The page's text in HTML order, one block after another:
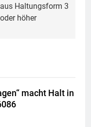
aus Haltungsform 3
oder höher
macht Halt in